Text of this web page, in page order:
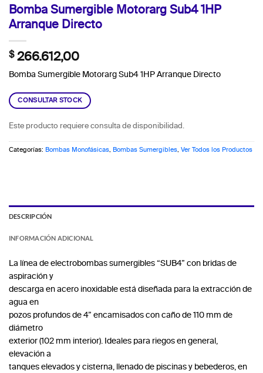
Bomba Sumergible Motorarg Sub4 1HP
Arranque Directo
$266.612,00
Bomba Sumergible Motorarg Sub4 1HP Arranque Directo
CONSULTAR STOCK
Este producto requiere consulta de disponibilidad.
Categorías: Bombas Monofásicas, Bombas Sumergibles, Ver Todos los Productos
DESCRIPCIÓN
INFORMACIÓN ADICIONAL
La línea de electrobombas sumergibles “SUB4” con bridas de
aspiración y
descarga en acero inoxidable está diseñada para la extracción de
agua en
pozos profundos de 4” encamisados con caño de 110 mm de
diámetro
exterior (102 mm interior). Ideales para riegos en general,
elevación a
tanques elevados y cisterna, llenado de piscinas y bebederos, en